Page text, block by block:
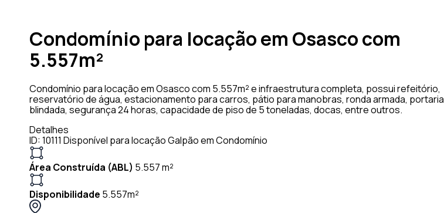
Condomínio para locação em Osasco com
5.557m²
Condomínio para locação em Osasco com 5.557m² e infraestrutura completa, possui refeitório,
reservatório de água, estacionamento para carros, pátio para manobras, ronda armada, portaria
blindada, segurança 24 horas, capacidade de piso de 5 toneladas, docas, entre outros.
Detalhes
ID: 10111 Disponível para locaçãoGalpão em Condomínio
Área Construída (ABL) 5.557 m²
Disponibilidade 5.557m²